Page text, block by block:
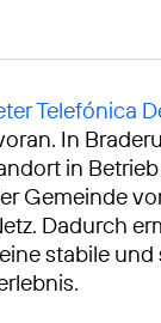
Telefónica
In
in
Gemeinde
Dadurch
stabile